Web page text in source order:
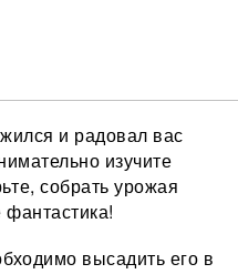
и радовал вас
изучите
собрать урожая
высадить его в